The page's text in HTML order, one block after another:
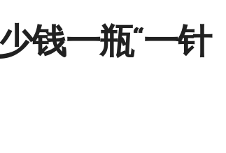
钱一瓶“一针